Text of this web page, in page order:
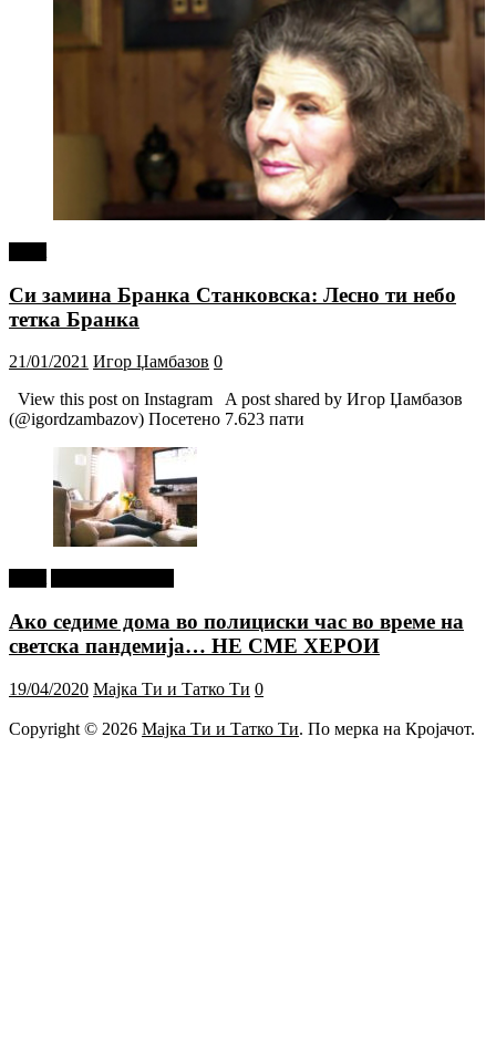
Си замина Бранка Станковска: Лесно ти небо
тетка Бранка
21/01/2021 Игор Џамбазов 0
View this post on Instagram A post shared by Игор Џамбазов
(@igordzambazov) Посетено 7.623 пати
Ако седиме дома во полициски час во време на
светска пандемија… НЕ СМЕ ХЕРОИ
19/04/2020 Мајка Ти и Татко Ти 0
Copyright © 2026 Мајка Ти и Татко Ти. По мерка на Кројачот.